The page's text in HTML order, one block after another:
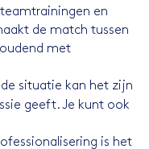
en
de match tussen
met
situatie kan het zijn
geeft. Je kunt ook
is het